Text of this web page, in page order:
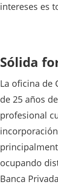
intereses es
Sólida
La oficina de
de 25 años
profesional
ocupando
Banca